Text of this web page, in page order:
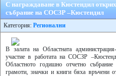
С награждаване в Кюстендил
събрание на СОСЗР –Кюстендил
Категория: Регионални
В залата на Областната
участие в работата на СОСЗР
Областното годишно отчетно събрание
грамоти, значки и книги бяха връчени